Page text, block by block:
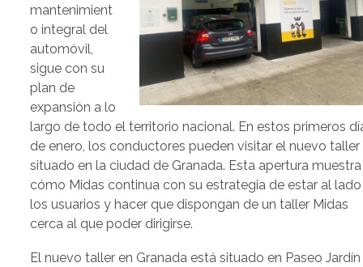
mantenimient
o integral del
automóvil,
sigue con su
plan de
expansión a lo
largo de todo el territorio nacional. En estos primeros
de enero, los conductores pueden visitar el nuevo taller
situado en la ciudad de Granada. Esta apertura muestra
cómo Midas continua con su estrategia de estar al
los usuarios y hacer que dispongan de un taller Midas
cerca al que poder dirigirse.
El nuevo taller en Granada está situado en Paseo